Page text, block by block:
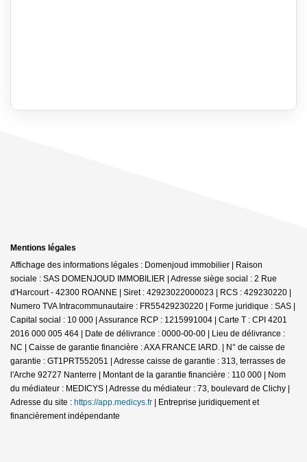
Mentions légales
Affichage des informations légales : Domenjoud immobilier | Raison
sociale : SAS DOMENJOUD IMMOBILIER | Adresse siège social : 2 Rue
d'Harcourt - 42300 ROANNE | Siret : 42923022000023 | RCS : 429230220 |
Numero TVA Intracommunautaire : FR55429230220 | Forme juridique : SAS |
Capital social : 10 000 | Assurance RCP : 1215991004 | Carte T : CPI 4201
2016 000 005 464 | Date de délivrance : 0000-00-00 | Lieu de délivrance :
NC | Caisse de garantie financière : AXA FRANCE IARD. | N° de caisse de
garantie : GT1PRT552051 | Adresse caisse de garantie : 313, terrasses de
l'Arche 92727 Nanterre | Montant de la garantie financière : 110 000 | Nom
du médiateur : MEDICYS | Adresse du médiateur : 73, boulevard de Clichy |
Adresse du site : https://app.medicys.fr | Entreprise juridiquement et
financièrement indépendante